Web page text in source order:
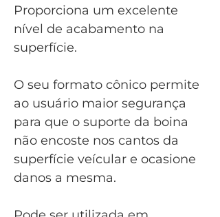
Proporciona um excelente
nível de acabamento na
superfície.
O seu formato cônico permite
ao usuário maior segurança
para que o suporte da boina
não encoste nos cantos da
superfície veícular e ocasione
danos a mesma.